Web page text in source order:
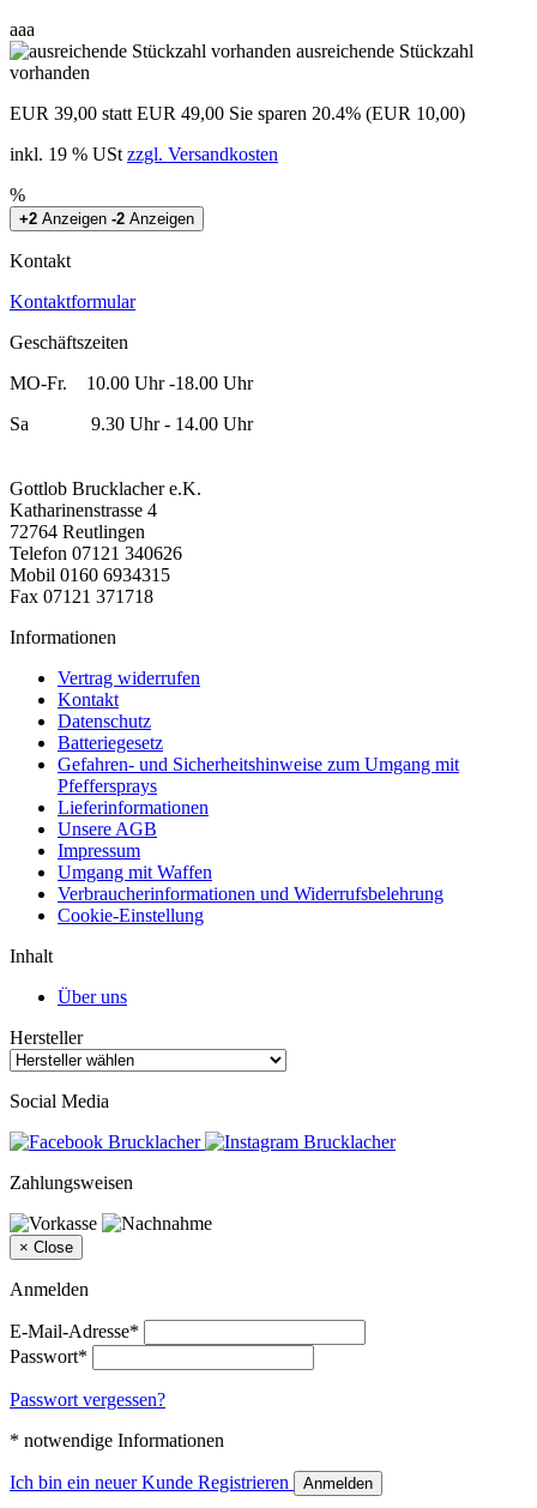
aaa
ausreichende Stückzahl
vorhanden
EUR 39,00 statt EUR 49,00 Sie sparen 20.4% (EUR 10,00)
inkl. 19 % USt zzgl. Versandkosten
%
+2 Anzeigen -2 Anzeigen
Kontakt
Kontaktformular
Geschäftszeiten
MO-Fr. 10.00 Uhr -18.00 Uhr
Sa 9.30 Uhr - 14.00 Uhr
Gottlob Brucklacher e.K.
Katharinenstrasse 4
72764 Reutlingen
Telefon 07121 340626
Mobil 0160 6934315
Fax 07121 371718
Informationen
Vertrag widerrufen
Kontakt
Datenschutz
Batteriegesetz
Gefahren- und Sicherheitshinweise zum Umgang mit
Pfeffersprays
Lieferinformationen
Unsere AGB
Impressum
Umgang mit Waffen
Verbraucherinformationen und Widerrufsbelehrung
Cookie-Einstellung
Inhalt
Über uns
Hersteller
Social Media
Zahlungsweisen
× Close
Anmelden
E-Mail-Adresse*
Passwort*
Passwort vergessen?
* notwendige Informationen
Ich bin ein neuer Kunde Registrieren Anmelden